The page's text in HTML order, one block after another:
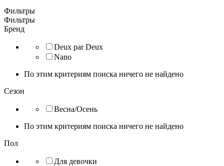
Фильтры
Фильтры
Бренд
Deux par Deux
Nano
По этим критериям поиска ничего не найдено
Сезон
Весна/Осень
По этим критериям поиска ничего не найдено
Пол
Для девочки